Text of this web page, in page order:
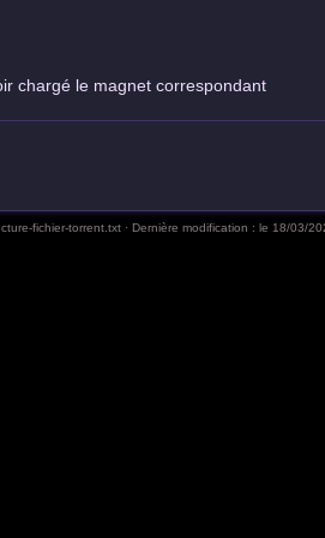
chargé le magnet correspondant
fichier-torrent.txt · Dernière modification : le 18/03/